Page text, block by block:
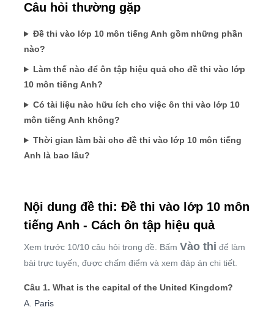
Câu hỏi thường gặp
Đề thi vào lớp 10 môn tiếng Anh gồm những phần
nào?
Làm thế nào để ôn tập hiệu quả cho đề thi vào lớp
10 môn tiếng Anh?
Có tài liệu nào hữu ích cho việc ôn thi vào lớp 10
môn tiếng Anh không?
Thời gian làm bài cho đề thi vào lớp 10 môn tiếng
Anh là bao lâu?
Nội dung đề thi: Đề thi vào lớp 10 môn
tiếng Anh - Cách ôn tập hiệu quả
Xem trước 10/10 câu hỏi trong đề. Bấm Vào thi để làm
bài trực tuyến, được chấm điểm và xem đáp án chi tiết.
Câu 1. What is the capital of the United Kingdom?
A. Paris